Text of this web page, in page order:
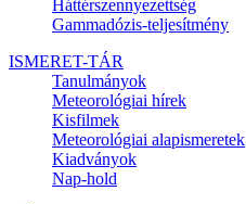
Háttérszennyezettség
Gammadózis-teljesítmény
ISMERET-TÁR
Tanulmányok
Meteorológiai hírek
Kisfilmek
Meteorológiai alapismeretek
Kiadványok
Nap-hold